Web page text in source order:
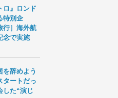
ロ』ロンド
特別企
］海外航
念で実施
を辞めよう
タートだっ
た“演じ